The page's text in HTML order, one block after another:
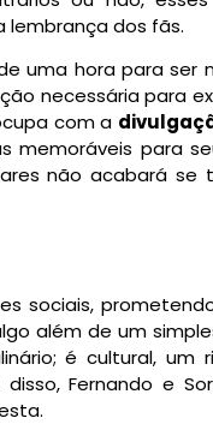
lembrança dos fãs.
uma hora para ser
necessária para
com a
para
não acabará se
sociais,
além de um
é cultural, um
Fernando e